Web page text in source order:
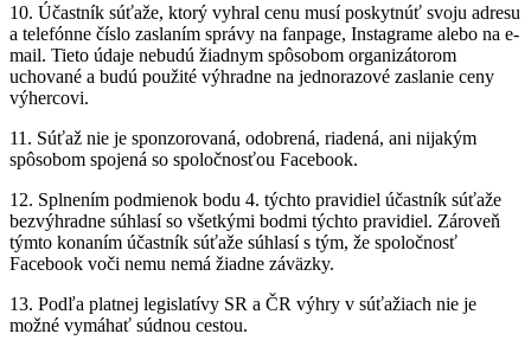
10. Účastník súťaže, ktorý vyhral cenu musí poskytnúť svoju adresu
a telefónne číslo zaslaním správy na fanpage, Instagrame alebo na e-
mail. Tieto údaje nebudú žiadnym spôsobom organizátorom
uchované a budú použité výhradne na jednorazové zaslanie ceny
výhercovi.
11. Súťaž nie je sponzorovaná, odobrená, riadená, ani nijakým
spôsobom spojená so spoločnosťou Facebook.
12. Splnením podmienok bodu 4. týchto pravidiel účastník súťaže
bezvýhradne súhlasí so všetkými bodmi týchto pravidiel. Zároveň
týmto konaním účastník súťaže súhlasí s tým, že spoločnosť
Facebook voči nemu nemá žiadne záväzky.
13. Podľa platnej legislatívy SR a ČR výhry v súťažiach nie je
možné vymáhať súdnou cestou.